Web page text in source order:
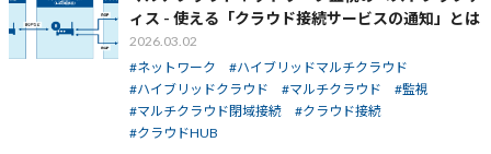
ィス - 使える「クラウド接続サービスの通知」とは
2026.03.02
ネットワーク
ハイブリッドマルチクラウド
ハイブリッドクラウド
マルチクラウド
監視
マルチクラウド閉域接続
クラウド接続
クラウドHUB